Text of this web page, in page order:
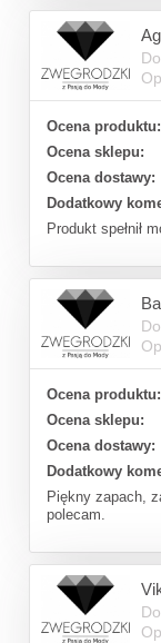
Ocena produktu:
Ocena sklepu:
Ocena dostawy:
Dodatkowy
Produkt spełnił
Ocena produktu:
Ocena sklepu:
Ocena dostawy:
Dodatkowy
Piękny zapach,
polecam.